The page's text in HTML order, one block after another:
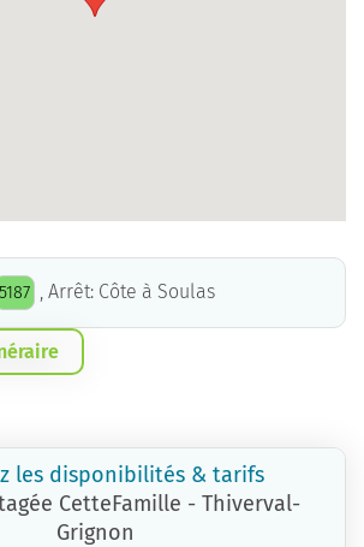
5187 , Arrêt: Côte à Soulas
les disponibilités & tarifs
CetteFamille - Thiverval-
Grignon